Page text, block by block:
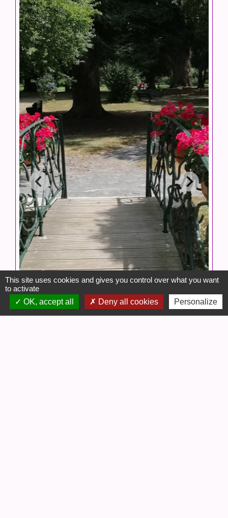
This site uses cookies and gives you control over what you want
to activate
OK, accept all
Deny all cookies Personalize